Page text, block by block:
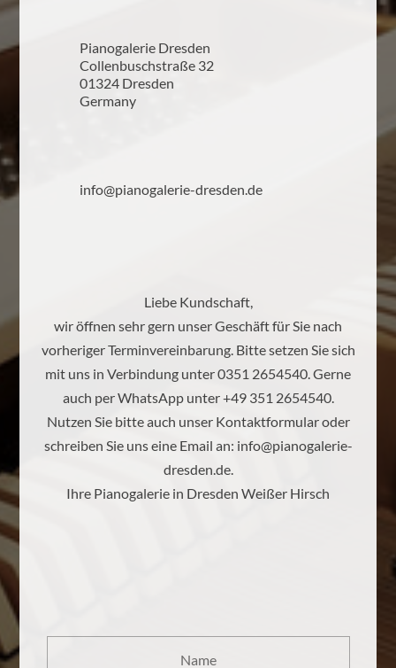
Pianogalerie Dresden
Collenbuschstraße 32
01324 Dresden
Germany
info@pianogalerie-dresden.de
Liebe Kundschaft,
wir öffnen sehr gern unser Geschäft für Sie nach
vorheriger Terminvereinbarung. Bitte setzen Sie sich
mit uns in Verbindung unter 0351 2654540. Gerne
auch per WhatsApp unter +49 351 2654540.
Nutzen Sie bitte auch unser Kontaktformular oder
schreiben Sie uns eine Email an: info@pianogalerie-
dresden.de.
Ihre Pianogalerie in Dresden Weißer Hirsch